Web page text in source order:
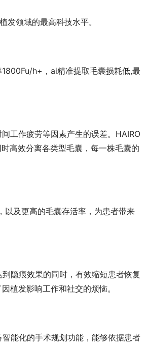
发领域的最高科技水平。
h+，ai精准提取毛囊损耗低,最
工作疲劳等因素产生的误差。HAIRO
高效分离各类型毛囊，每一株毛囊的
以及更高的毛囊存活率，为患者带来
隐痕效果的同时，有效缩短患者恢复
植发影响工作和社交的烦恼。
能化的手术规划功能，能够依据患者